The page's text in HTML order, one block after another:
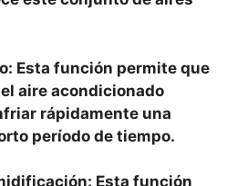
Esta función permite que
aire acondicionado
rápidamente una
período de tiempo.
Esta función